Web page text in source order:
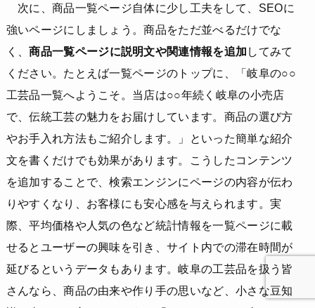
次に、商品一覧ページ自体に少し工夫をして、SEOに
強いページにしましょう。商品をただ並べるだけでな
く、商品一覧ページに説明文や関連情報を追加 してみて
ください。たとえば一覧ページのトップに、「岐阜の○○
工芸品一覧へようこそ。当店は○○年続く岐阜の小売店
で、伝統工芸の魅力をお届けしています。商品の選び方
やお手入れ方法もご紹介します。」といった簡単な紹介
文を書くだけでも効果があります。こうしたコンテンツ
を追加することで、検索エンジンにページの内容が伝わ
りやすくなり、お客様にも安心感を与えられます。実
際、平均価格や人気の色など統計情報を一覧ページに載
せるとユーザーの興味を引き、サイト内での滞在時間が
延びるというデータもあります。岐阜の工芸品を扱う皆
さんなら、商品の由来や作り手の思いなど、小さな豆知